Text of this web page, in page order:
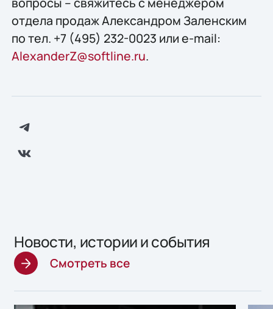
отдела продаж Александром Заленским
по тел. +7 (495) 232-0023 или e-mail:
AlexanderZ@softline.ru.
Новости, истории и события
Смотреть все